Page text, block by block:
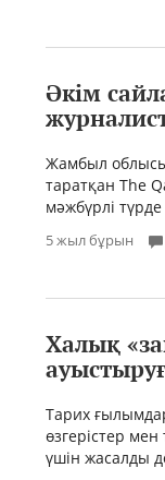
Әкім
Жамбыл
таратқан The
мәжбүрлі
5 жыл бұрын
Халық
Тарих
өзгерістер
үшін жасалды